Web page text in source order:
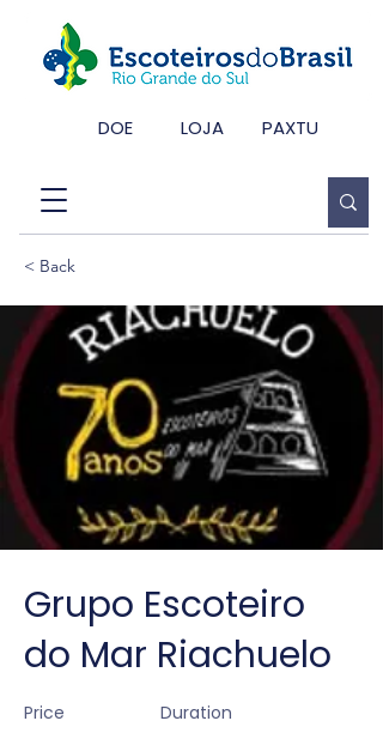
DOE LOJA PAXTU
< Back
Grupo Escoteiro
do Mar Riachuelo
Price Duration